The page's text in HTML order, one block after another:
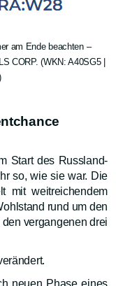
am Ende beachten –
CORP. (WKN: A40SG5 |
Start des Russland-
so, wie sie war. Die
mit weitreichendem
rund um den
vergangenen drei
neuen Phase eines